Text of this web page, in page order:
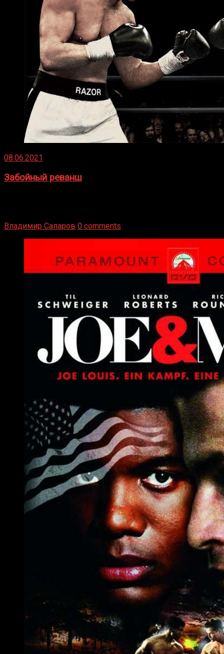
08.06.2021
Забойный реванш
Владимир Сапаров 0 comments